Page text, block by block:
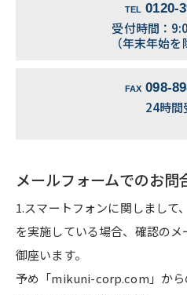
TEL 0120-
受付時間：
（年末年始を
FAX 098-
24時間
メールフォームでのお問
1.スマートフォンに関しまして
を実施している場合、確認の
御座います。
予め「mikuni-corp.com」から